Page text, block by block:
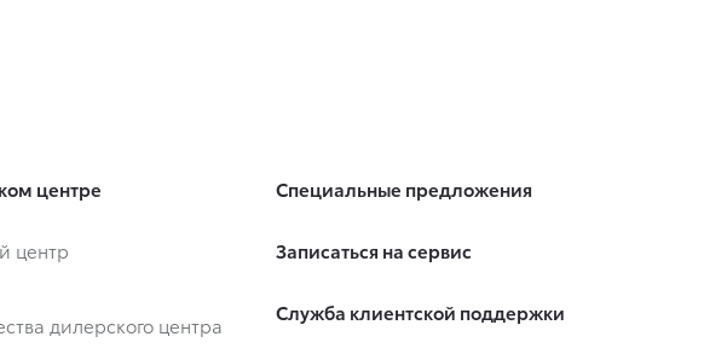
центре
центр
дилерского центра
Специальные предложения
Записаться на сервис
Служба клиентской поддержки